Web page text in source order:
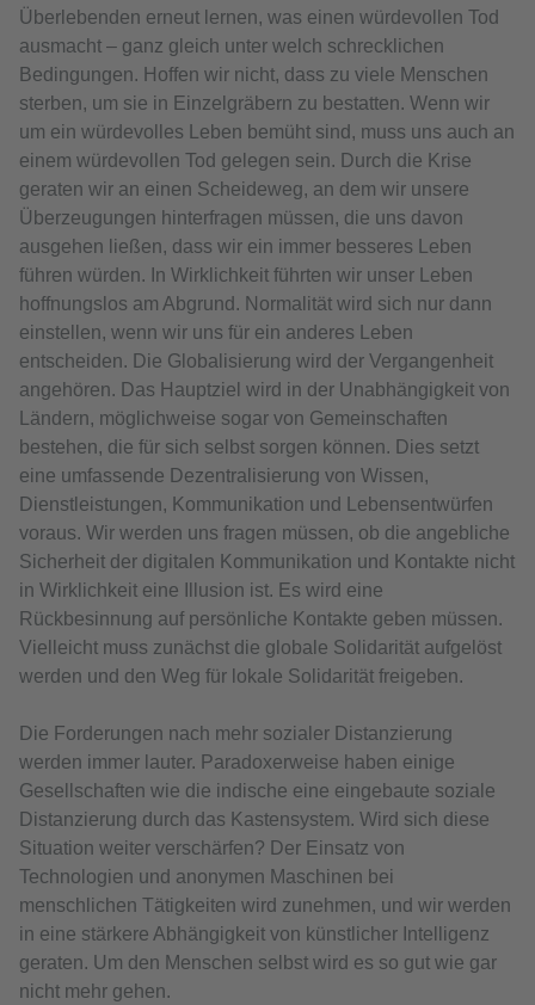
Überlebenden erneut lernen, was einen würdevollen Tod
ausmacht – ganz gleich unter welch schrecklichen
Bedingungen. Hoffen wir nicht, dass zu viele Menschen
sterben, um sie in Einzelgräbern zu bestatten. Wenn wir
um ein würdevolles Leben bemüht sind, muss uns auch an
einem würdevollen Tod gelegen sein. Durch die Krise
geraten wir an einen Scheideweg, an dem wir unsere
Überzeugungen hinterfragen müssen, die uns davon
ausgehen ließen, dass wir ein immer besseres Leben
führen würden. In Wirklichkeit führten wir unser Leben
hoffnungslos am Abgrund. Normalität wird sich nur dann
einstellen, wenn wir uns für ein anderes Leben
entscheiden. Die Globalisierung wird der Vergangenheit
angehören. Das Hauptziel wird in der Unabhängigkeit von
Ländern, möglichweise sogar von Gemeinschaften
bestehen, die für sich selbst sorgen können. Dies setzt
eine umfassende Dezentralisierung von Wissen,
Dienstleistungen, Kommunikation und Lebensentwürfen
voraus. Wir werden uns fragen müssen, ob die angebliche
Sicherheit der digitalen Kommunikation und Kontakte nicht
in Wirklichkeit eine Illusion ist. Es wird eine
Rückbesinnung auf persönliche Kontakte geben müssen.
Vielleicht muss zunächst die globale Solidarität aufgelöst
werden und den Weg für lokale Solidarität freigeben.
Die Forderungen nach mehr sozialer Distanzierung
werden immer lauter. Paradoxerweise haben einige
Gesellschaften wie die indische eine eingebaute soziale
Distanzierung durch das Kastensystem. Wird sich diese
Situation weiter verschärfen? Der Einsatz von
Technologien und anonymen Maschinen bei
menschlichen Tätigkeiten wird zunehmen, und wir werden
in eine stärkere Abhängigkeit von künstlicher Intelligenz
geraten. Um den Menschen selbst wird es so gut wie gar
nicht mehr gehen.